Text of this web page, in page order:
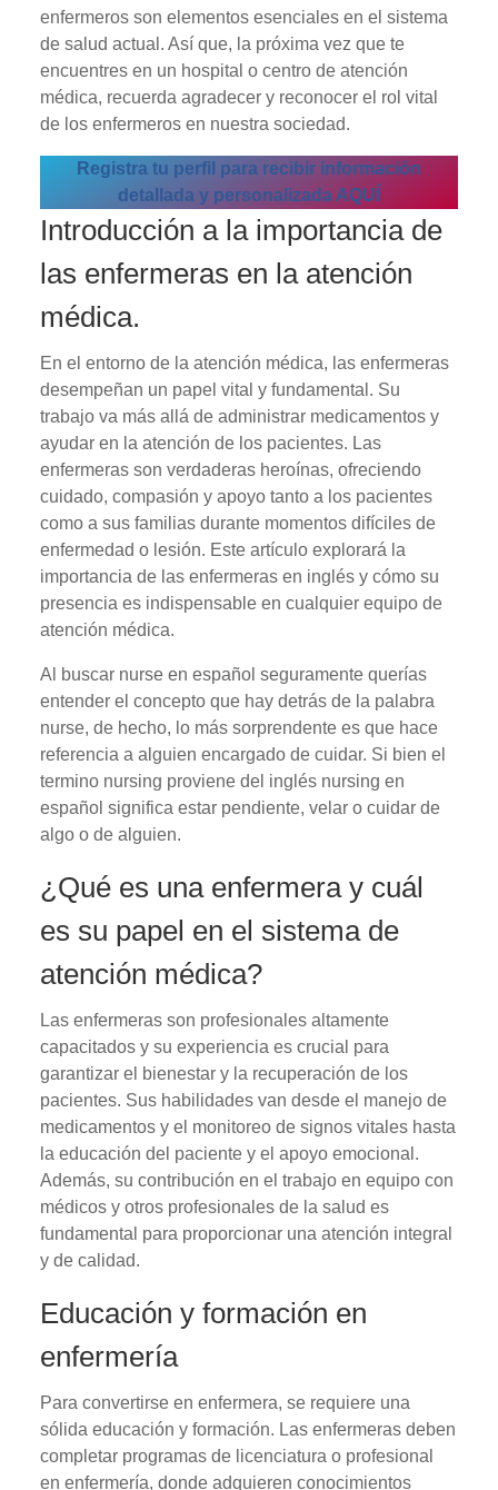
enfermeros son elementos esenciales en el sistema
de salud actual. Así que, la próxima vez que te
encuentres en un hospital o centro de atención
médica, recuerda agradecer y reconocer el rol vital
de los enfermeros en nuestra sociedad.
Registra tu perfil para recibir información
detallada y personalizada AQUÍ
Introducción a la importancia de
las enfermeras en la atención
médica.
En el entorno de la atención médica, las enfermeras
desempeñan un papel vital y fundamental. Su
trabajo va más allá de administrar medicamentos y
ayudar en la atención de los pacientes. Las
enfermeras son verdaderas heroínas, ofreciendo
cuidado, compasión y apoyo tanto a los pacientes
como a sus familias durante momentos difíciles de
enfermedad o lesión. Este artículo explorará la
importancia de las enfermeras en inglés y cómo su
presencia es indispensable en cualquier equipo de
atención médica.
Al buscar nurse en español seguramente querías
entender el concepto que hay detrás de la palabra
nurse, de hecho, lo más sorprendente es que hace
referencia a alguien encargado de cuidar. Si bien el
termino nursing proviene del inglés nursing en
español significa estar pendiente, velar o cuidar de
algo o de alguien.
¿Qué es una enfermera y cuál
es su papel en el sistema de
atención médica?
Las enfermeras son profesionales altamente
capacitados y su experiencia es crucial para
garantizar el bienestar y la recuperación de los
pacientes. Sus habilidades van desde el manejo de
medicamentos y el monitoreo de signos vitales hasta
la educación del paciente y el apoyo emocional.
Además, su contribución en el trabajo en equipo con
médicos y otros profesionales de la salud es
fundamental para proporcionar una atención integral
y de calidad.
Educación y formación en
enfermería
Para convertirse en enfermera, se requiere una
sólida educación y formación. Las enfermeras deben
completar programas de licenciatura o profesional
en enfermería, donde adquieren conocimientos